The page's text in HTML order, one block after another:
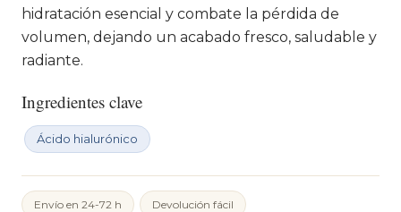
hidratación esencial y combate la pérdida de
volumen, dejando un acabado fresco, saludable y
radiante.
Ingredientes clave
Ácido hialurónico
Envío en 24-72 h Devolución fácil